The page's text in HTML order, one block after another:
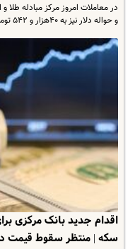
و حواله دلار نیز به ۴۰هزار و ۵۴۲ تومان …
اقدام جدید بانک مرکزی
سکه | منتظر سقوط قیمت